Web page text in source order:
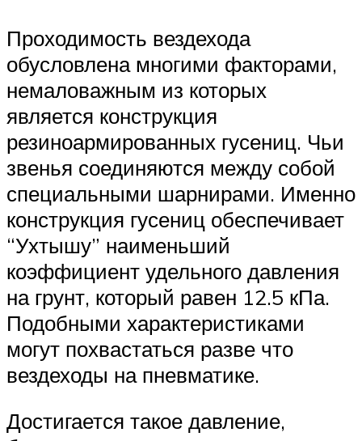
Проходимость вездехода
обусловлена многими факторами,
немаловажным из которых
является конструкция
резиноармированных гусениц. Чьи
звенья соединяются между собой
специальными шарнирами. Именно
конструкция гусениц обеспечивает
“Ухтышу” наименьший
коэффициент удельного давления
на грунт, который равен 12.5 кПа.
Подобными характеристиками
могут похвастаться разве что
вездеходы на пневматике.
Достигается такое давление,